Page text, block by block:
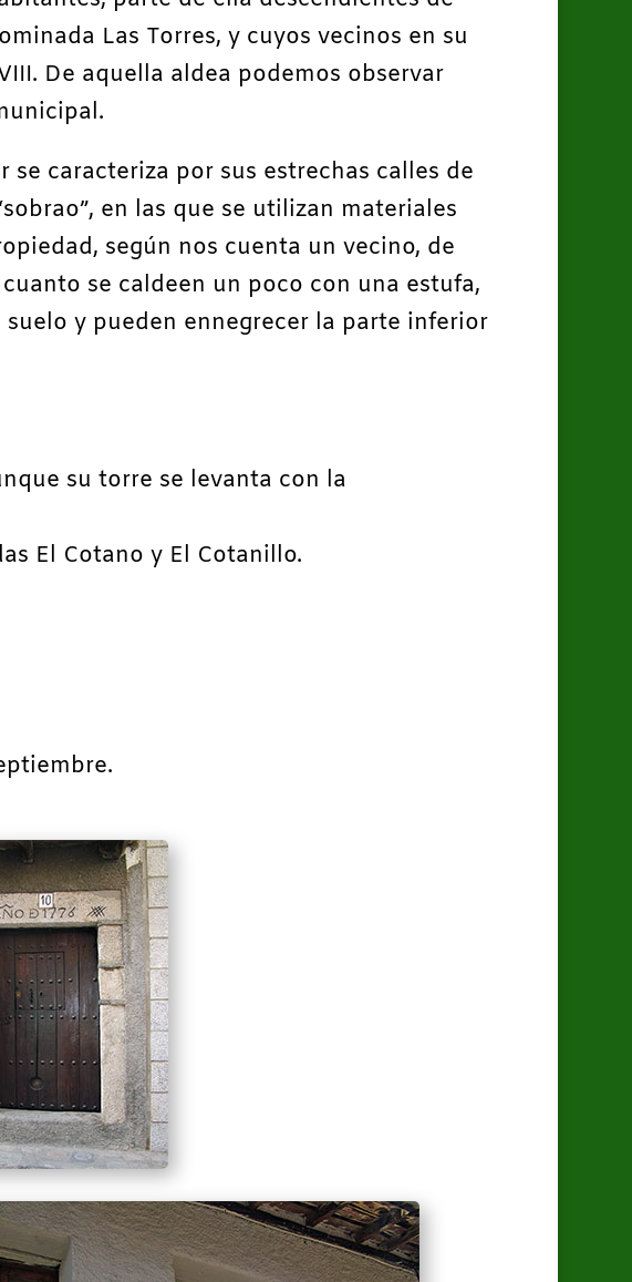
Las Torres, y cuyos vecinos en su
De aquella aldea podemos observar
caracteriza por sus estrechas calles de
en las que se utilizan materiales
según nos cuenta un vecino, de
se caldeen un poco con una estufa,
y pueden ennegrecer la parte inferior
su torre se levanta con la
El Cotano y El Cotanillo.